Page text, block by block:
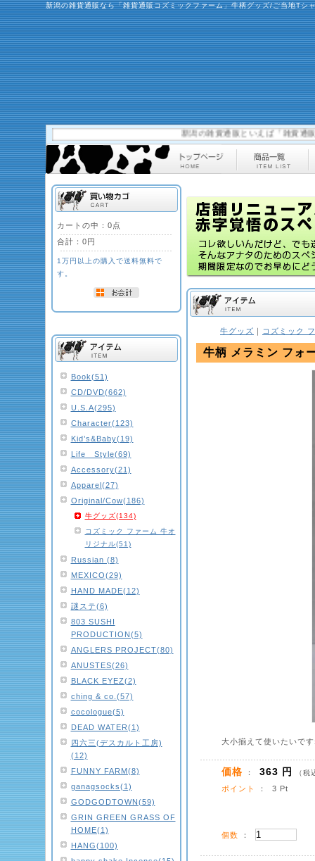
新潟の雑貨通販なら「雑貨通販コズミックファーム」牛柄グッズ/ご当地Tシ
新潟の雑貨通販といえば「雑貨通販コ
カートの中：0点
合計： 0円
1万円以上の購入で送料無料で
す。
Book(51)
CD/DVD(662)
U.S.A(295)
Character(123)
Kid’s&Baby(19)
Life Style(69)
Accessory(21)
Apparel(27)
Original/Cow(186)
牛グッズ(134)
コズミック ファーム 牛オ
リジナル(51)
Russian (8)
MEXICO(29)
HAND MADE(12)
謎ステ(6)
803 SUSHI
PRODUCTION(5)
ANGLERS PROJECT(80)
ANUSTES(26)
BLACK EYEZ(2)
ching & co.(57)
cocologue(5)
DEAD WATER(1)
四六三(デスカルト工房)
(12)
FUNNY FARM(8)
ganagsocks(1)
GODGODTOWN(59)
GRIN GREEN GRASS OF
HOME(1)
HANG(100)
牛グッズ ｜ コズミック
牛柄 メラミン フォ
大小揃えて使いたいで
価格 ： 363 円 （税
ポイント ： 3 Pt
個数 ：